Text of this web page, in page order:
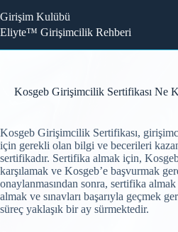
to
content
Girişim Kulübü
Eliyte™ Girişimcilik Rehberi
Kosgeb Girişimcilik Sertifikası Ne
Kosgeb Girişimcilik Sertifikası,
için gerekli olan bilgi ve becerileri
sertifikadır. Sertifika almak için,
karşılamak ve Kosgeb’e başvurmak
onaylanmasından sonra, sertifika
almak ve sınavları başarıyla geçmek
süreç yaklaşık bir ay sürmektedir.